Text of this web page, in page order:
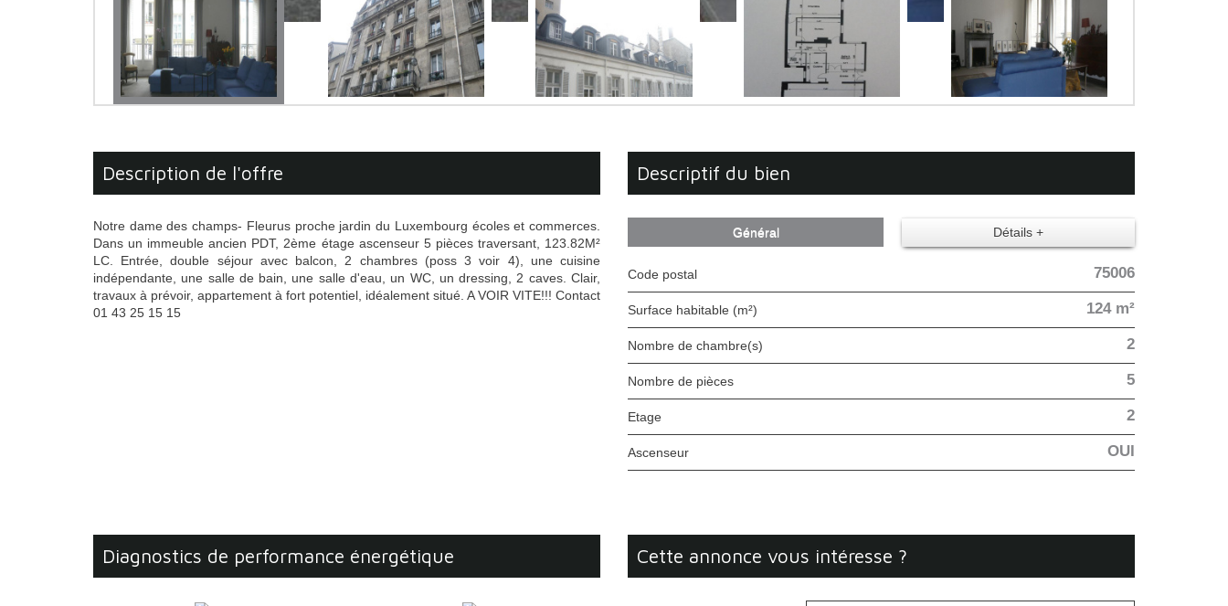
description de l'offre
Notre dame des champs- Fleurus proche jardin du Luxembourg écoles et commerces.
Dans un immeuble ancien PDT, 2ème étage ascenseur 5 pièces traversant, 123.82M²
LC. Entrée, double séjour avec balcon, 2 chambres (poss 3 voir 4), une cuisine
indépendante, une salle de bain, une salle d'eau, un WC, un dressing, 2 caves. Clair,
travaux à prévoir, appartement à fort potentiel, idéalement situé. A VOIR VITE!!! Contact
01 43 25 15 15
descriptif du bien
Général Détails +
Code postal 75006
Surface habitable (m²) 124 m²
Nombre de chambre(s) 2
Nombre de pièces 5
Etage 2
Ascenseur OUI
diagnostics de performance énergétique cette annonce vous intéresse ?